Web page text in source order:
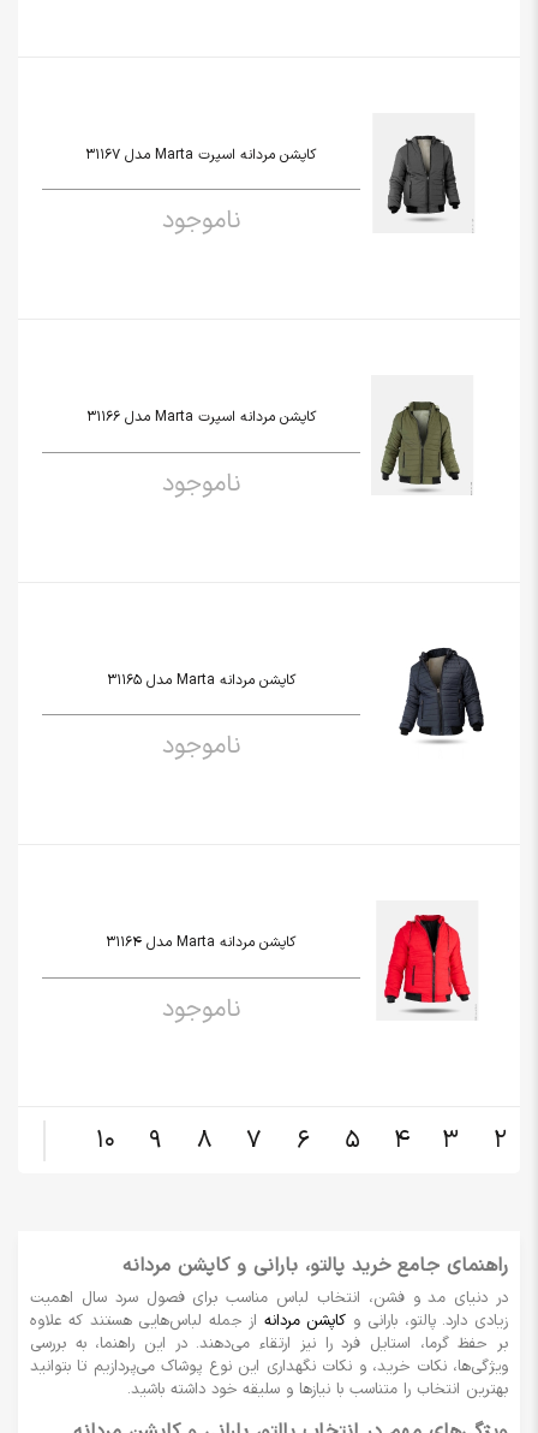
کاپشن مردانه اسپرت Marta مدل 31167
ناموجود
کاپشن مردانه اسپرت Marta مدل 31166
ناموجود
کاپشن مردانه Marta مدل 31165
ناموجود
کاپشن مردانه Marta مدل 31164
ناموجود
2
3
4
5
6
7
8
9
10
راهنمای جامع خرید پالتو، بارانی و کاپشن مردانه
در دنیای مد و فشن، انتخاب لباس مناسب برای فصول سرد سال اهمیت
زیادی دارد. پالتو، بارانی و کاپشن مردانه از جمله لباس‌هایی هستند که علاوه
بر حفظ گرما، استایل فرد را نیز ارتقاء می‌دهند. در این راهنما، به بررسی
ویژگی‌ها، نکات خرید، و نکات نگهداری این نوع پوشاک می‌پردازیم تا بتوانید
بهترین انتخاب را متناسب با نیازها و سلیقه خود داشته باشید.